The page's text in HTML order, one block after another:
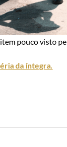
pouco visto
da íntegra.